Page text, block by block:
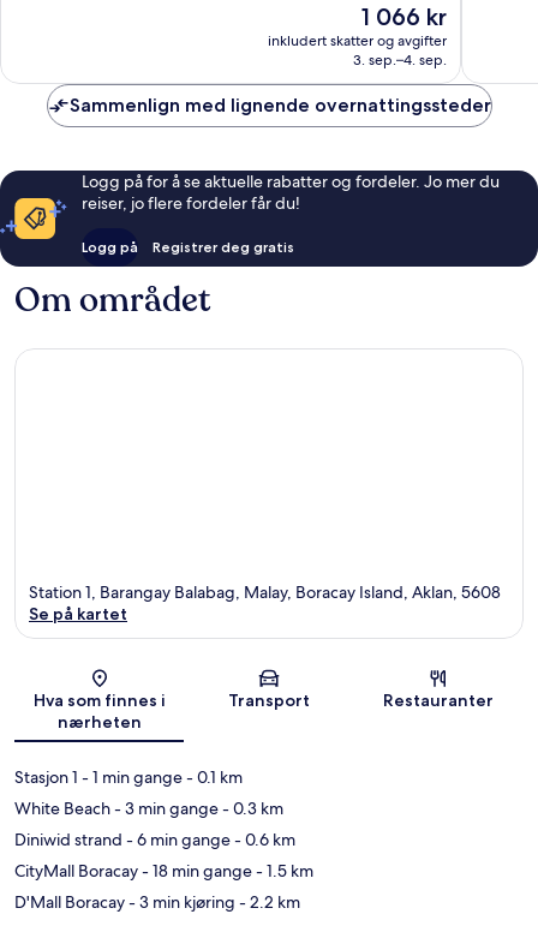
Prisen
er
1 066 kr
1 066 kr
inkludert skatter og avgifter
3. sep.–4. sep.
Sammenlign med lignende overnattingssteder
Logg på for å se aktuelle rabatter og fordeler. Jo mer du
reiser, jo flere fordeler får du!
Logg på Registrer deg gratis
Om området
Kart
Station 1, Barangay Balabag, Malay, Boracay Island, Aklan, 5608
Se på kartet
Hva som finnes i
nærheten
Transport Restauranter
Stasjon 1 - 1 min gange- 0.1 km
White Beach- 3 min gange- 0.3 km
Diniwid strand - 6 min gange- 0.6 km
CityMall Boracay- 18 min gange- 1.5 km
D'Mall Boracay- 3 min kjøring - 2.2 km